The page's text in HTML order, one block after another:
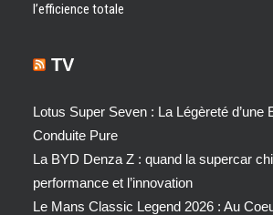
l’efficience totale
TV
Lotus Super Seven : La Légèreté d’une
Conduite Pure
La BYD Denza Z : quand la supercar
performance et l’innovation
Le Mans Classic Legend 2026 : Au